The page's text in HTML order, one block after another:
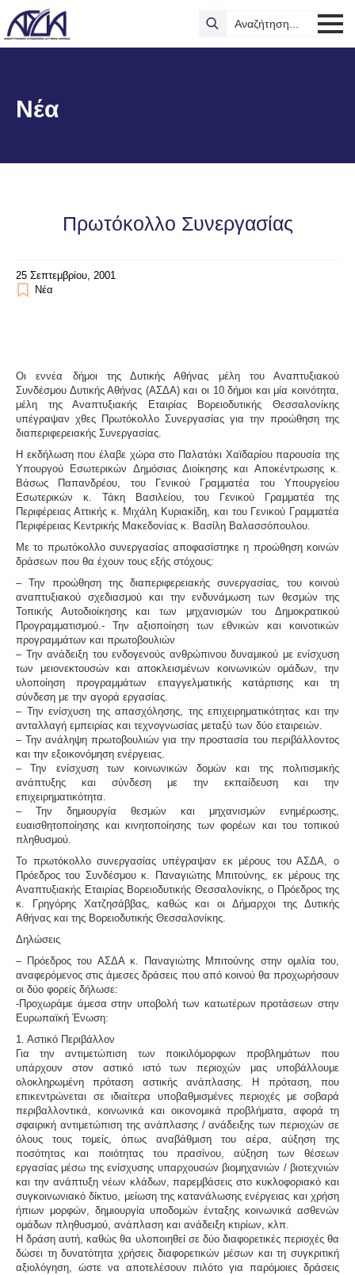
Search
Νέα
Πρωτόκολλο Συνεργασίας
25 Σεπτεμβρίου, 2001
Νέα
Οι εννέα δήμοι της Δυτικής Αθήνας μέλη του Αναπτυξιακού
Συνδέσμου Δυτικής Αθήνας (ΑΣΔΑ) και οι 10 δήμοι και μία κοινότητα,
μέλη της Αναπτυξιακής Εταιρίας Βορειοδυτικής Θεσσαλονίκης
υπέγραψαν χθες Πρωτόκολλο Συνεργασίας για την προώθηση της
διαπεριφερειακής Συνεργασίας.
Η εκδήλωση που έλαβε χώρα στο Παλατάκι Χαϊδαρίου παρουσία της
Υπουργού Εσωτερικών Δημόσιας Διοίκησης και Αποκέντρωσης κ.
Βάσως Παπανδρέου, του Γενικού Γραμματέα του Υπουργείου
Εσωτερικών κ. Τάκη Βασιλείου, του Γενικού Γραμματέα της
Περιφέρειας Αττικής κ. Μιχάλη Κυριακίδη, και του Γενικού Γραμματέα
Περιφέρειας Κεντρικής Μακεδονίας κ. Βασίλη Βαλασσόπουλου.
Με το πρωτόκολλο συνεργασίας αποφασίστηκε η προώθηση κοινών
δράσεων που θα έχουν τους εξής στόχους:
– Την προώθηση της διαπεριφερειακής συνεργασίας, του κοινού
αναπτυξιακού σχεδιασμού και την ενδυνάμωση των θεσμών της
Τοπικής Αυτοδιοίκησης και των μηχανισμών του Δημοκρατικού
Προγραμματισμού.- Την αξιοποίηση των εθνικών και κοινοτικών
προγραμμάτων και πρωτοβουλιών
– Την ανάδειξη του ενδογενούς ανθρώπινου δυναμικού με ενίσχυση
των μειονεκτουσών και αποκλεισμένων κοινωνικών ομάδων, την
υλοποίηση προγραμμάτων επαγγελματικής κατάρτισης και τη
σύνδεση με την αγορά εργασίας.
– Την ενίσχυση της απασχόλησης, της επιχειρηματικότητας και την
ανταλλαγή εμπειρίας και τεχνογνωσίας μεταξύ των δύο εταιρειών.
– Την ανάληψη πρωτοβουλιών για την προστασία του περιβάλλοντος
και την εξοικονόμηση ενέργειας.
– Την ενίσχυση των κοινωνικών δομών και της πολιτισμικής
ανάπτυξης και σύνδεση με την εκπαίδευση και την
επιχειρηματικότητα.
– Την δημιουργία θεσμών και μηχανισμών ενημέρωσης,
ευαισθητοποίησης και κινητοποίησης των φορέων και του τοπικού
πληθυσμού.
Το πρωτόκολλο συνεργασίας υπέγραψαν εκ μέρους του ΑΣΔΑ, ο
Πρόεδρος του Συνδέσμου κ. Παναγιώτης Μπιτούνης, εκ μέρους της
Αναπτυξιακής Εταιρίας Βορειοδυτικής Θεσσαλονίκης, ο Πρόεδρος της
κ. Γρηγόρης Χατζησάββας, καθώς και οι Δήμαρχοι της Δυτικής
Αθήνας και της Βορειοδυτικής Θεσσαλονίκης.
Δηλώσεις
– Πρόεδρος του ΑΣΔΑ κ. Παναγιώτης Μπιτούνης στην ομιλία του,
αναφερόμενος στις άμεσες δράσεις που από κοινού θα προχωρήσουν
οι δύο φορείς δήλωσε:
-Προχωράμε άμεσα στην υποβολή των κατωτέρων προτάσεων στην
Ευρωπαϊκή Ένωση:
1. Αστικό Περιβάλλον
Για την αντιμετώπιση των ποικιλόμορφων προβλημάτων που
υπάρχουν στον αστικό ιστό των περιοχών μας υποβάλλουμε
ολοκληρωμένη πρόταση αστικής ανάπλασης. Η πρόταση, που
επικεντρώνεται σε ιδιαίτερα υποβαθμισμένες περιοχές με σοβαρά
περιβαλλοντικά, κοινωνικά και οικονομικά προβλήματα, αφορά τη
σφαιρική αντιμετώπιση της ανάπλασης / ανάδειξης των περιοχών σε
όλους τους τομείς, όπως αναβάθμιση του αέρα, αύξηση της
ποσότητας και ποιότητας του πρασίνου, αύξηση των θέσεων
εργασίας μέσω της ενίσχυσης υπαρχουσών βιομηχανιών / βιοτεχνιών
και την ανάπτυξη νέων κλάδων, παρεμβάσεις στο κυκλοφοριακό και
συγκοινωνιακό δίκτυο, μείωση της κατανάλωσης ενέργειας και χρήση
ήπιων μορφών, δημιουργία υποδομών ένταξης κοινωνικά ασθενών
ομάδων πληθυσμού, ανάπλαση και ανάδειξη κτιρίων, κλπ.
Η δράση αυτή, καθώς θα υλοποιηθεί σε δύο διαφορετικές περιοχές θα
δώσει τη δυνατότητα χρήσεις διαφορετικών μέσων και τη συγκριτική
αξιολόγηση, ώστε να αποτελέσουν πιλότο για παρόμοιες δράσεις